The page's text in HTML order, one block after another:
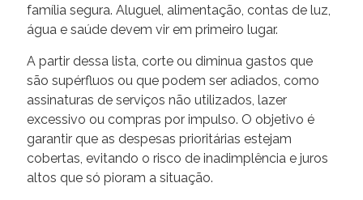
família segura. Aluguel, alimentação, contas de luz,
água e saúde devem vir em primeiro lugar.
A partir dessa lista, corte ou diminua gastos que
são supérfluos ou que podem ser adiados, como
assinaturas de serviços não utilizados, lazer
excessivo ou compras por impulso. O objetivo é
garantir que as despesas prioritárias estejam
cobertas, evitando o risco de inadimplência e juros
altos que só pioram a situação.